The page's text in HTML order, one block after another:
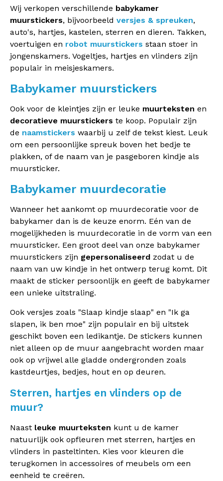
Wij verkopen verschillende babykamer
muurstickers, bijvoorbeeld versjes & spreuken,
auto's, hartjes, kastelen, sterren en dieren. Takken,
voertuigen en robot muurstickers staan stoer in
jongenskamers. Vogeltjes, hartjes en vlinders zijn
populair in meisjeskamers.
Babykamer muurstickers
Ook voor de kleintjes zijn er leuke muurteksten en
decoratieve muurstickers te koop. Populair zijn
de naamstickers waarbij u zelf de tekst kiest. Leuk
om een persoonlijke spreuk boven het bedje te
plakken, of de naam van je pasgeboren kindje als
muursticker.
Babykamer muurdecoratie
Wanneer het aankomt op muurdecoratie voor de
babykamer dan is de keuze enorm. Eén van de
mogelijkheden is muurdecoratie in de vorm van een
muursticker. Een groot deel van onze babykamer
muurstickers zijn gepersonaliseerd zodat u de
naam van uw kindje in het ontwerp terug komt. Dit
maakt de sticker persoonlijk en geeft de babykamer
een unieke uitstraling.
Ook versjes zoals "Slaap kindje slaap" en "Ik ga
slapen, ik ben moe" zijn populair en bij uitstek
geschikt boven een ledikantje. De stickers kunnen
niet alleen op de muur aangebracht worden maar
ook op vrijwel alle gladde ondergronden zoals
kastdeurtjes, bedjes, hout en op deuren.
Sterren, hartjes en vlinders op de
muur?
Naast leuke muurteksten kunt u de kamer
natuurlijk ook opfleuren met sterren, hartjes en
vlinders in pasteltinten. Kies voor kleuren die
terugkomen in accessoires of meubels om een
eenheid te creëren.